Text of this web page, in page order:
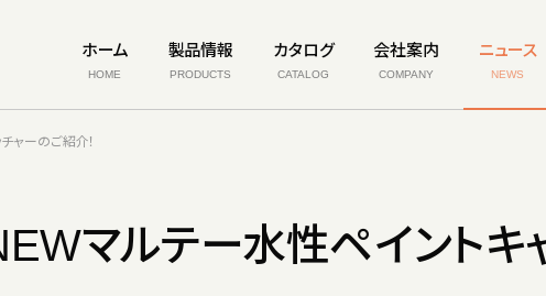
ホーム
HOME
製品情報
PRODUCTS
カタログ
CATALOG
会社案内
COMPANY
ニュース
NEWS
ャーのご紹介！
マルテー水性ペイントキ